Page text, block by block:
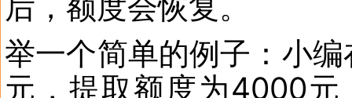
举一个简单的例子：小
元，提取额度为4000